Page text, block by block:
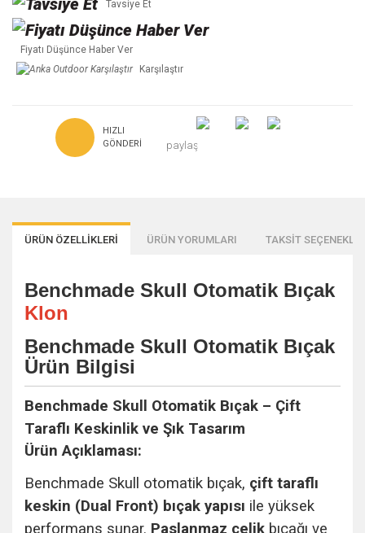
Tavsiye Et
Fiyatı Düşünce Haber Ver
Karşılaştır
HIZLI
GÖNDERI
paylaş
ÜRÜN ÖZELLİKLERİ ÜRÜN YORUMLARI TAKSİT
Benchmade Skull Otomatik Bıçak
Klon
Benchmade Skull Otomatik Bıçak
Ürün Bilgisi
Benchmade Skull Otomatik Bıçak – Çift
Taraflı Keskinlik ve Şık Tasarım
Ürün Açıklaması:
Benchmade Skull otomatik bıçak, çift taraflı
keskin (Dual Front) bıçak yapısı ile yüksek
performans sunar. Paslanmaz çelik bıçağı ve